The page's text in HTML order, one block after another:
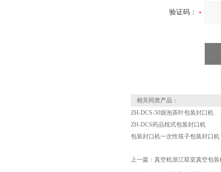
验证码：
相关同类产品：
ZH-DCS-50袋泡茶叶包装封口机
ZH-DCS药品枕式包装封口机
包装封口机一次性筷子包装封口机
上一篇： 真空机浙江双室真空包装